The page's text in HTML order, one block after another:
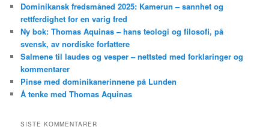
Dominikansk fredsmåned 2025: Kamerun – sannhet og
rettferdighet for en varig fred
Ny bok: Thomas Aquinas – hans teologi og filosofi, på
svensk, av nordiske forfattere
Salmene til laudes og vesper – nettsted med forklaringer og
kommentarer
Pinse med dominikanerinnene på Lunden
Å tenke med Thomas Aquinas
SISTE KOMMENTARER